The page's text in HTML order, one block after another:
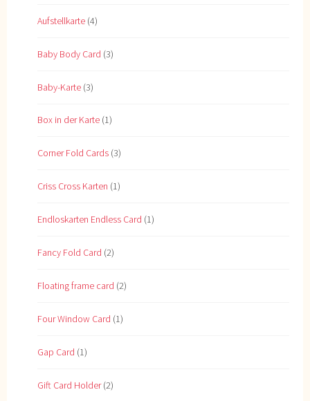
Aufstellkarte (4)
Baby Body Card (3)
Baby-Karte (3)
Box in der Karte (1)
Corner Fold Cards (3)
Criss Cross Karten (1)
Endloskarten Endless Card (1)
Fancy Fold Card (2)
Floating frame card (2)
Four Window Card (1)
Gap Card (1)
Gift Card Holder(2)